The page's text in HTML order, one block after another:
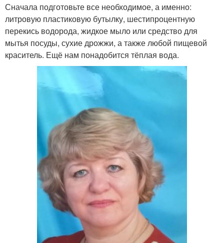
Сначала подготовьте все необходимое, а именно:
литровую пластиковую бутылку, шестипроцентную
перекись водорода, жидкое мыло или средство для
мытья посуды, сухие дрожжи, а также любой пищевой
краситель. Ещё нам понадобится тёплая вода.